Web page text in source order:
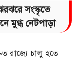
সংস্কৃতে
মুগ্ধ নেটপাড়া
রাজ্যে চালু হতে